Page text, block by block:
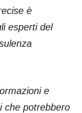
è
esperti del
e
che potrebbero